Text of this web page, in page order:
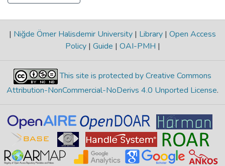
| Niğde Ömer Halisdemir University | Library | Open Access
Policy | Guide | OAI-PMH |
This site is protected by Creative Commons
Attribution-NonCommercial-NoDerivs 4.0 Unported License.